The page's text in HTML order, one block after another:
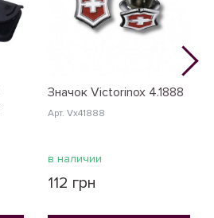
Значок Victorinox 4.1888
Арт. Vx41888
в наличии
112 грн